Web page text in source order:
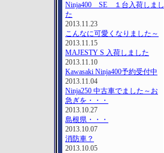
Ninja400 SE １台入荷しまし
た
2013.11.23
こんなに可愛くなりました～
2013.11.15
MAJESTY S 入荷しました
2013.11.10
Kawasaki Ninja400予約受付中
2013.11.04
Ninja250 中古車でました～お
急ぎを・・・
2013.10.27
島根県・・・
2013.10.07
消防車？
2013.10.05